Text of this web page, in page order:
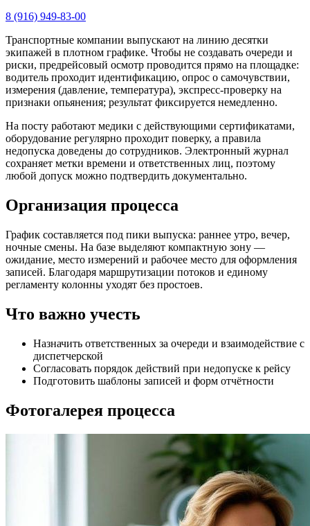
8 (916) 949-83-00
Транспортные компании выпускают на линию десятки
экипажей в плотном графике. Чтобы не создавать очереди и
риски, предрейсовый осмотр проводится прямо на площадке:
водитель проходит идентификацию, опрос о самочувствии,
измерения (давление, температура), экспресс‑проверку на
признаки опьянения; результат фиксируется немедленно.
На посту работают медики с действующими сертификатами,
оборудование регулярно проходит поверку, а правила
недопуска доведены до сотрудников. Электронный журнал
сохраняет метки времени и ответственных лиц, поэтому
любой допуск можно подтвердить документально.
Организация процесса
График составляется под пики выпуска: раннее утро, вечер,
ночные смены. На базе выделяют компактную зону —
ожидание, место измерений и рабочее место для оформления
записей. Благодаря маршрутизации потоков и единому
регламенту колонны уходят без простоев.
Что важно учесть
Назначить ответственных за очереди и взаимодействие с
диспетчерской
Согласовать порядок действий при недопуске к рейсу
Подготовить шаблоны записей и форм отчётности
Фотогалерея процесса